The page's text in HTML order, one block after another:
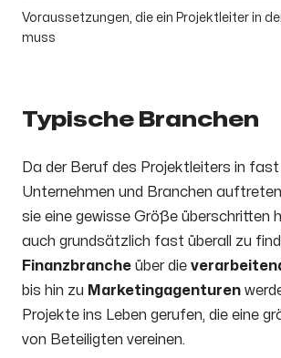
Voraussetzungen, die ein Projektleiter in
muss
Typische Branchen
Da der Beruf des Projektleiters in fast
Unternehmen und Branchen
sie eine gewisse Größe überschritten
auch grundsätzlich fast überall zu
Finanzbranche über die
bis hin zu Marketingagenturen
Projekte ins Leben gerufen, die eine
von Beteiligten vereinen.